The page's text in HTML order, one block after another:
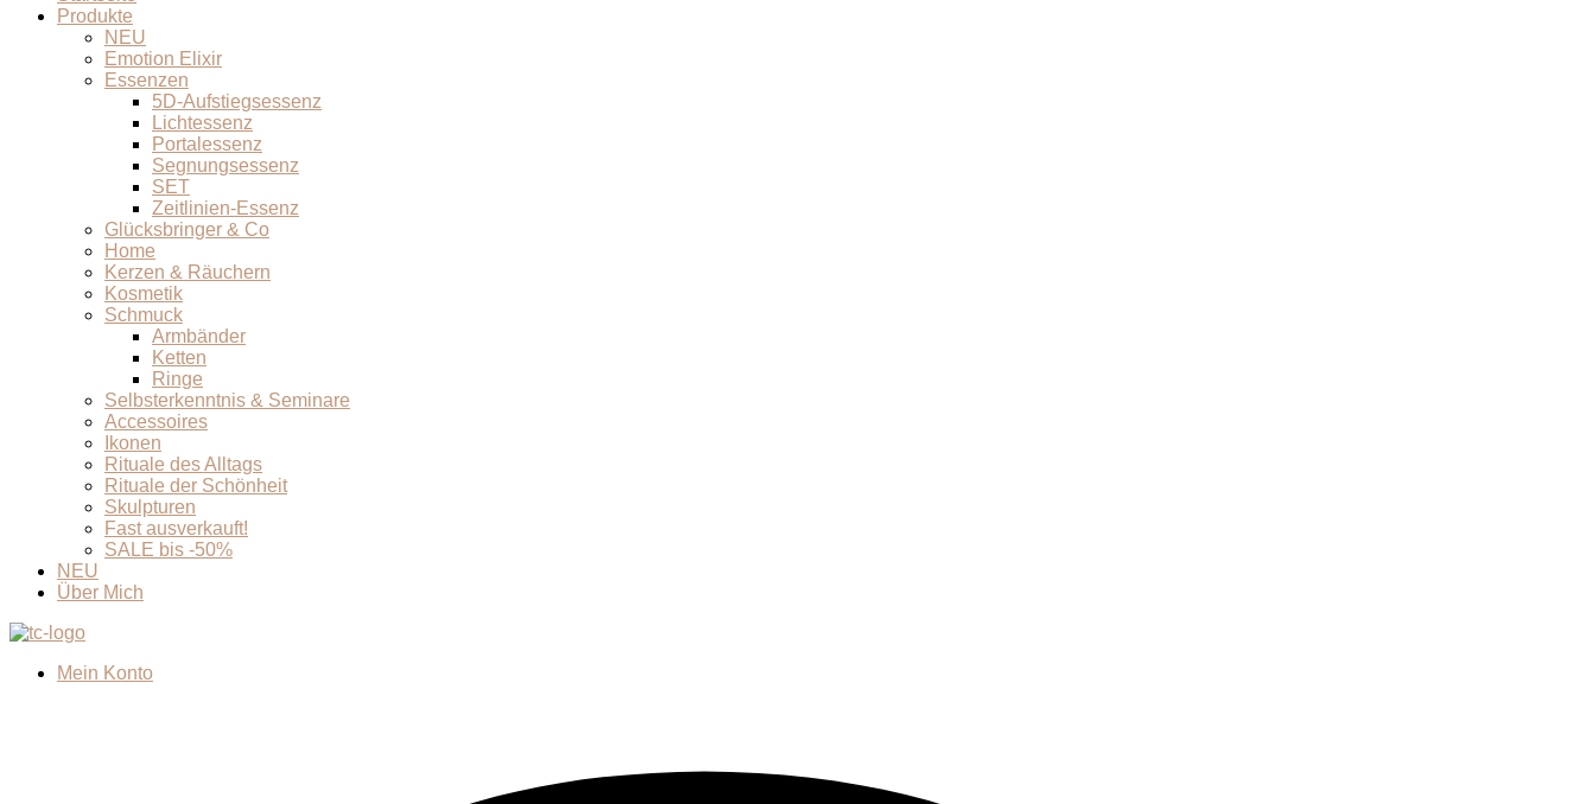
Produkte
NEU
Emotion Elixir
Essenzen
5D-Aufstiegsessenz
Lichtessenz
Portalessenz
Segnungsessenz
SET
Zeitlinien-Essenz
Glücksbringer & Co
Home
Kerzen & Räuchern
Kosmetik
Schmuck
Armbänder
Ketten
Ringe
Selbsterkenntnis & Seminare
Accessoires
Ikonen
Rituale des Alltags
Rituale der Schönheit
Skulpturen
Fast ausverkauft!
SALE bis -50%
NEU
Über Mich
Mein Konto